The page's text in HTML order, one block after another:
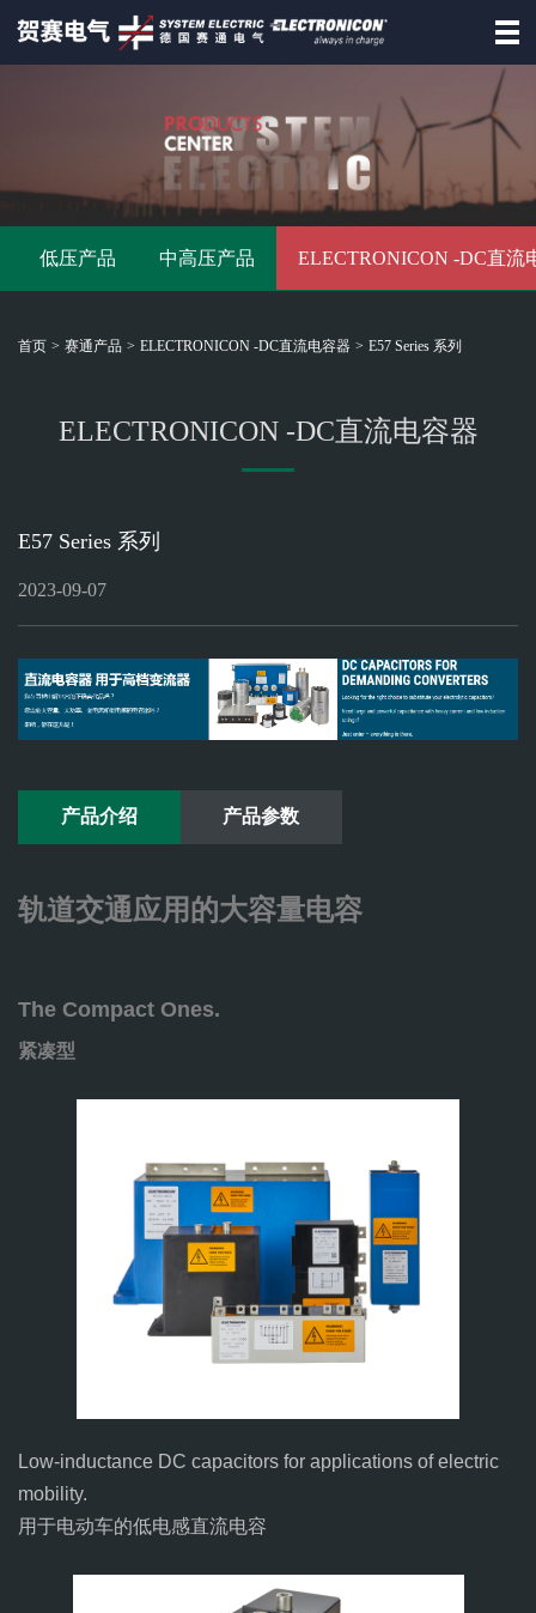
赛通产品
资讯动态
联系赛通
网
ELECTRONICON
低压产品 中高压产品 ELECTRONICON -DC直流
首页 > 赛通产品 > ELECTRONICON -DC直流电容器 > E57 Series 系列
ELECTRONICON -DC直流电容器
E57 Series 系列
2023-09-07
产品介绍 产品参数
轨道交通应用的大容量电容
The Compact Ones.
紧凑型
Low-inductance DC capacitors for applications of electric
mobility.
用于电动车的低电感直流电容